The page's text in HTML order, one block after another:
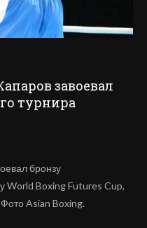
завоевал
турнира
бронзу
World Boxing Futures Cup,
Asian Boxing.